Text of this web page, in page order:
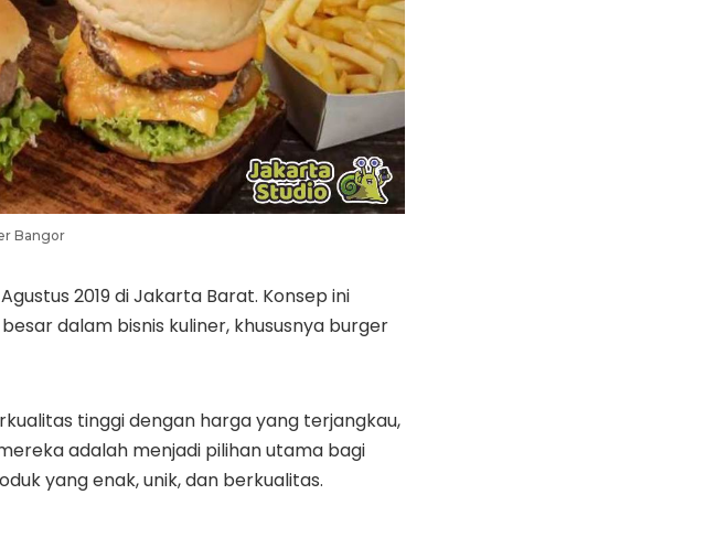
Bangor
2019 di Jakarta Barat. Konsep ini
dalam bisnis kuliner, khususnya burger
tinggi dengan harga yang terjangkau,
adalah menjadi pilihan utama bagi
yang enak, unik, dan berkualitas.